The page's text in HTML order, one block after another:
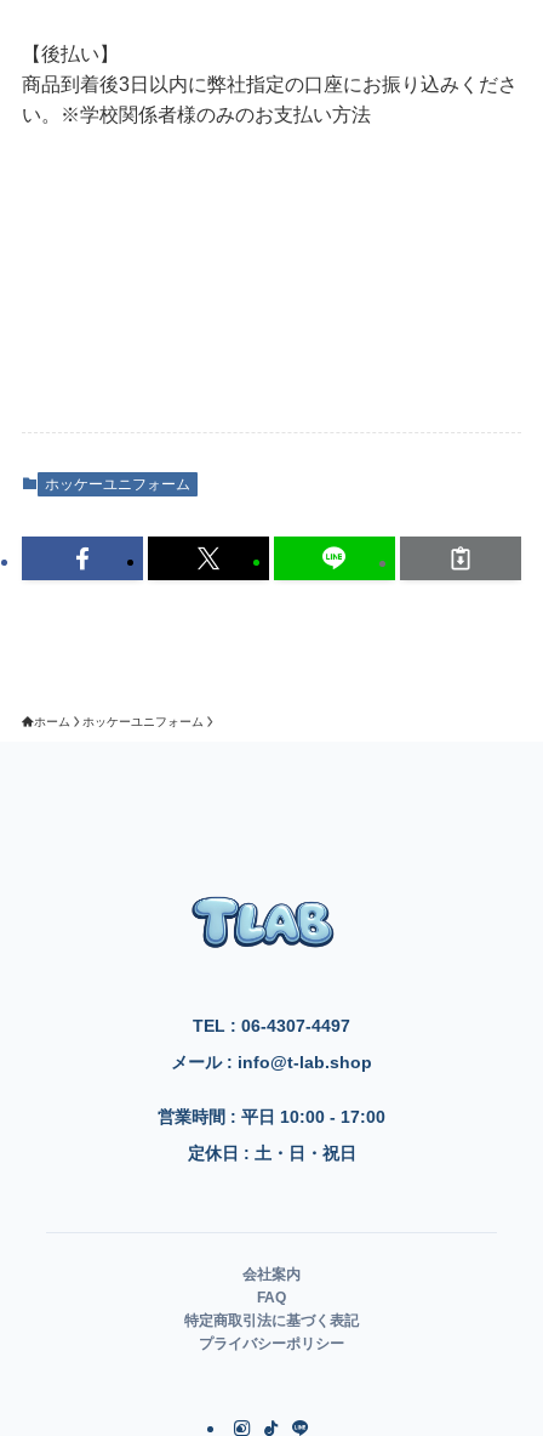
【後払い】
商品到着後3日以内に弊社指定の口座にお振り込みくださ
い。※学校関係者様のみのお支払い方法
ホッケーユニフォーム
ホーム ホッケーユニフォーム
TEL : 06-4307-4497
メール : info@t-lab.shop
営業時間 : 平日 10:00 - 17:00
定休日 : 土・日・祝日
会社案内
FAQ
特定商取引法に基づく表記
プライバシーポリシー